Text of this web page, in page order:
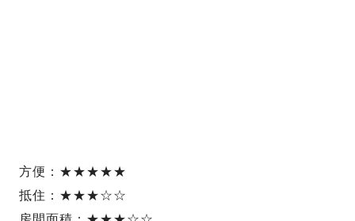
方便：★★★★★
抵住：★★★☆☆